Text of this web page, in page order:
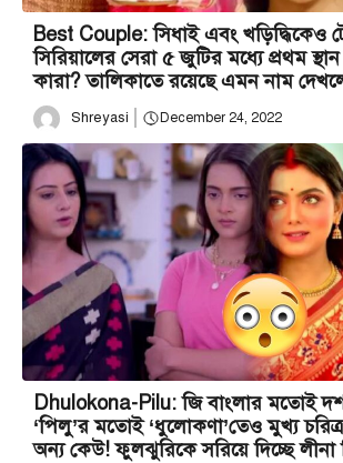
Best Couple: সিধাই এবং খড়িদ্ধিকেও
সিরিয়ালের সেরা ৫ জুটির মধ্যে প্রথম
কারা? তালিকাতে রয়েছে এমন নাম
Shreyasi December 24, 2022
Dhulokona-Pilu: জি বাংলার মতোই
‘পিলু’র মতোই ‘ধুলোকণা’তেও মুখ্য
অন্য কেউ! ফুলঝুরিকে সরিয়ে দিচ্ছে লীনা